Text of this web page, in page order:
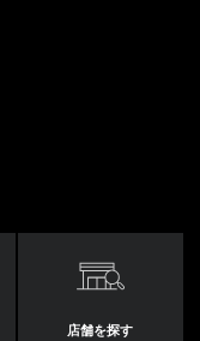
店舗を探す